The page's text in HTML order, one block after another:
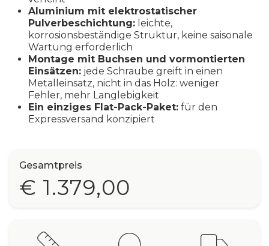
Aluminium mit elektrostatischer
Pulverbeschichtung: leichte,
korrosionsbeständige Struktur, keine saisonale
Wartung erforderlich
Montage mit Buchsen und vormontierten
Einsätzen: jede Schraube greift in einen
Metalleinsatz, nicht in das Holz: weniger
Fehler, mehr Langlebigkeit
Ein einziges Flat-Pack-Paket: für den
Expressversand konzipiert
Gesamtpreis
€ 1.379,00